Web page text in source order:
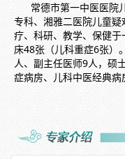
常德市第一中医医院
专科、湘雅二医院儿童
疗、科研、教学、保健
床48张（儿科重症6张）
人、副主任医师9人，硕
症病房、儿科中医经典
及小儿推拿门诊等多个
咽炎、扁桃腺炎、支气
系统（口炎、鹅口疮、